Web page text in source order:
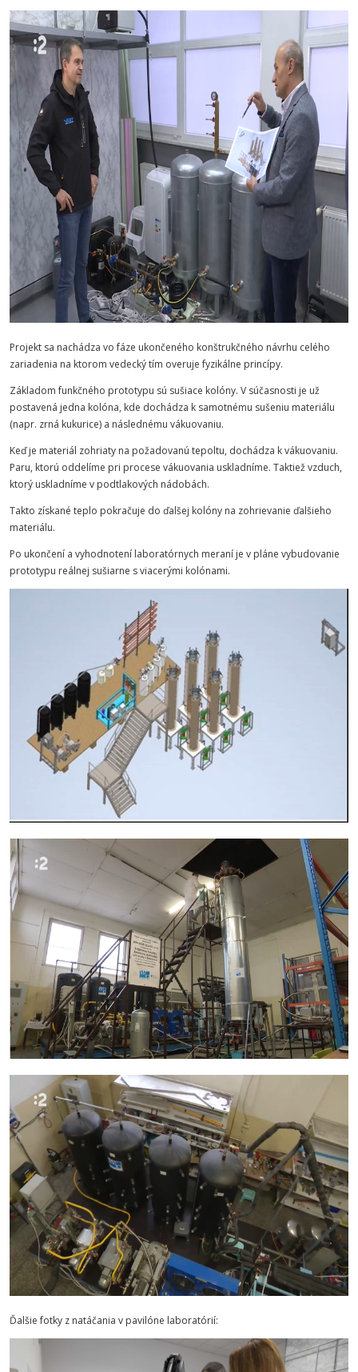
Projekt sa nachádza vo fáze ukončeného konštrukčného návrhu celého
zariadenia na ktorom vedecký tím overuje fyzikálne princípy.
Základom funkčného prototypu sú sušiace kolóny. V súčasnosti je už
postavená jedna kolóna, kde dochádza k samotnému sušeniu materiálu
(napr. zrná kukurice) a následnému vákuovaniu.
Keď je materiál zohriaty na požadovanú tepoltu, dochádza k vákuovaniu.
Paru, ktorú oddelíme pri procese vákuovania uskladníme. Taktiež vzduch,
ktorý uskladníme v podtlakových nádobách.
Takto získané teplo pokračuje do ďalšej kolóny na zohrievanie ďalšieho
materiálu.
Po ukončení a vyhodnotení laboratórnych meraní je v pláne vybudovanie
prototypu reálnej sušiarne s viacerými kolónami.
Ďalšie fotky z natáčania v pavilóne laboratórií: